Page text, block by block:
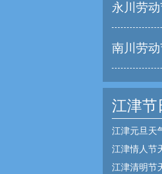
永川劳
南川劳
江津节
江津元旦天
江津情人节
江津清明节